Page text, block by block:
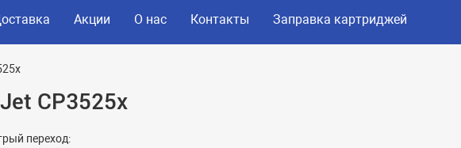
Акции О нас Контакты Заправка картриджей
CP3525x
переход: